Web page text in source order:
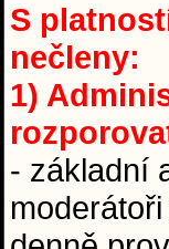
S
nečleny:
1)
- základní